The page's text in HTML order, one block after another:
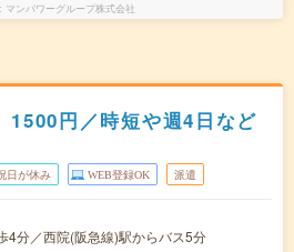
マンパワーグループ株式会社
1500円／時短や週4日など
日が休み WEB登録OK 派遣
4分／西院(阪急線)駅からバス5分